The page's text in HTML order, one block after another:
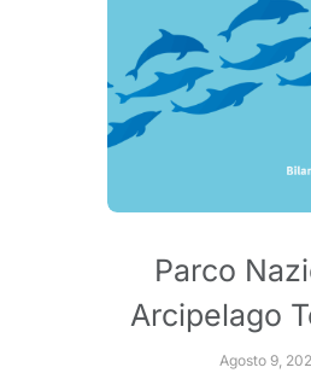
Parco
Arcipelago
Agosto 9,